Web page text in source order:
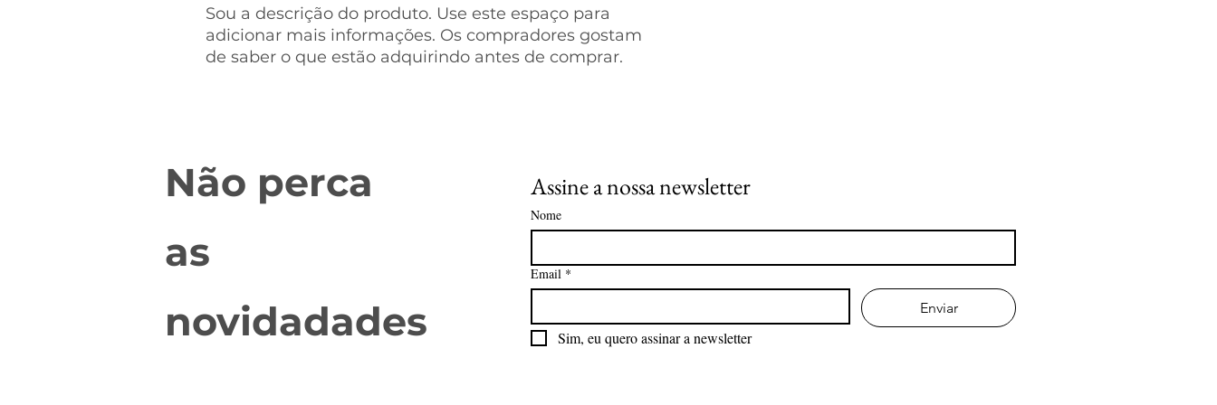
Sou a descrição do produto. Use este espaço para
adicionar mais informações. Os compradores gostam
de saber o que estão adquirindo antes de comprar.
Não perca
as
novidadades
Assine a nossa newsletter
Nome
Email *
Enviar
Sim, eu quero assinar a newsletter